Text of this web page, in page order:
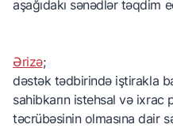
aşağıdakı sənədlər təqdim
Ərizə;
dəstək tədbirində iştirakla
sahibkarın istehsal və ixrac
təcrübəsinin olmasına dair